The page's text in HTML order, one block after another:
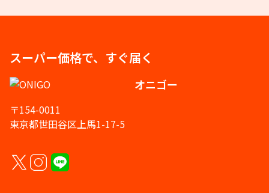
スーパー価格で、すぐ届く
オニゴー
〒154-0011
東京都世田谷区上馬1-17-5